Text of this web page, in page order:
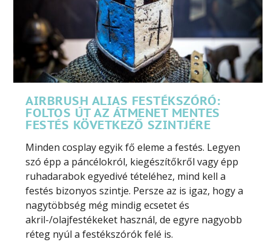
AIRBRUSH ALIAS FESTÉKSZÓRÓ:
FOLTOS ÚT AZ ÁTMENET MENTES
FESTÉS KÖVETKEZŐ SZINTJÉRE
Minden cosplay egyik fő eleme a festés. Legyen
szó épp a páncélokról, kiegészítőkről vagy épp
ruhadarabok egyedivé tételéhez, mind kell a
festés bizonyos szintje. Persze az is igaz, hogy a
nagytöbbség még mindig ecsetet és
akril-/olajfestékeket használ, de egyre nagyobb
réteg nyúl a festékszórók felé is.